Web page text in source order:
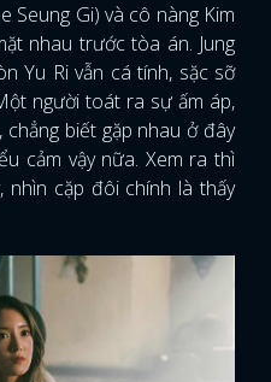
Seung Gi) và cô nàng Kim
nhau trước tòa án. Jung
Yu Ri vẫn cá tính, sặc sỡ
người toát ra sự ấm áp,
chẳng biết gặp nhau ở đây
cảm vậy nữa. Xem ra thì
nhìn cặp đôi chính là thấy